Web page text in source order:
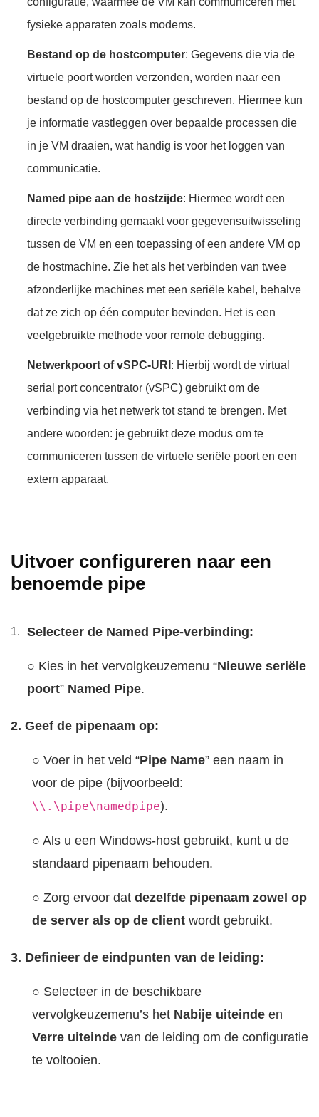
fysieke apparaten zoals modems.
Bestand op de hostcomputer: Gegevens die via de
virtuele poort worden verzonden, worden naar een
bestand op de hostcomputer geschreven. Hiermee kun
je informatie vastleggen over bepaalde processen die
in je VM draaien, wat handig is voor het loggen van
communicatie.
Named pipe aan de hostzijde: Hiermee wordt een
directe verbinding gemaakt voor gegevensuitwisseling
tussen de VM en een toepassing of een andere VM op
de hostmachine. Zie het als het verbinden van twee
afzonderlijke machines met een seriële kabel, behalve
dat ze zich op één computer bevinden. Het is een
veelgebruikte methode voor remote debugging.
Netwerkpoort of vSPC-URI : Hierbij wordt de virtual
serial port concentrator (vSPC) gebruikt om de
verbinding via het netwerk tot stand te brengen. Met
andere woorden: je gebruikt deze modus om te
communiceren tussen de virtuele seriële poort en een
extern apparaat.
Uitvoer configureren naar een
benoemde pipe
Selecteer de Named Pipe-verbinding:
○ Kies in het vervolgkeuzemenu “Nieuwe seriële
poort” Named Pipe.
2. Geef de pipenaam op:
○ Voer in het veld “Pipe Name” een naam in
voor de pipe (bijvoorbeeld:
\\.\pipe\namedpipe).
○ Als u een Windows-host gebruikt, kunt u de
standaard pipenaam behouden.
○ Zorg ervoor dat dezelfde pipenaam zowel op
de server als op de client wordt gebruikt.
3. Definieer de eindpunten van de leiding:
○ Selecteer in de beschikbare
vervolgkeuzemenu’s het Nabije uiteinde en
Verre uiteinde van de leiding om de configuratie
te voltooien.